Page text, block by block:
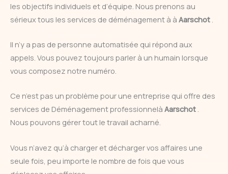
les objectifs individuels et d’équipe. Nous prenons au
sérieux tous les services de déménagement à à Aarschot
Il n’y a pas de personne automatisée qui répond aux
appels. Vous pouvez toujours parler à un humain lorsque
vous composez notre numéro.
Ce n’est pas un problème pour une entreprise qui offre des
services de Déménagement professionnelà Aarschot .
Nous pouvons gérer tout le travail acharné.
Vous n’avez qu’à charger et décharger vos affaires une
seule fois, peu importe le nombre de fois que vous